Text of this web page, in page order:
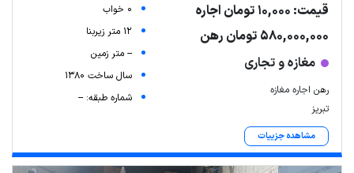
قیمت: 10,000 تومان اجاره
580,000,000 تومان رهن
مغازه و تجاری
رهن اجاره مغازه
تبریز
مشاهده جزییات
0 خواب
12 متر زیربنا
-- متر زمین
سال ساخت 1380
شماره طبقه: --